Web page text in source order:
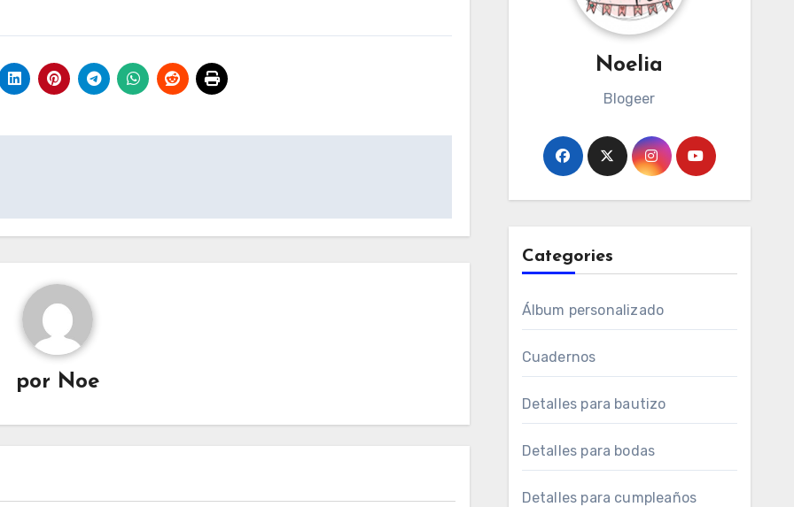
por Noe
Noelia
Blogeer
Categories
Álbum personalizado
Cuadernos
Detalles para bautizo
Detalles para bodas
Detalles para cumpleaños